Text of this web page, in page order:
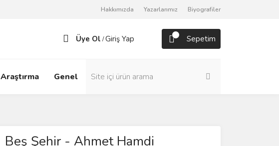
Hakkımızda Yazarlarımız Biyografiler
Üye Ol /Giriş Yap Sepetim
Araştırma Genel Roman
Beş Şehir - Ahmet Hamdi